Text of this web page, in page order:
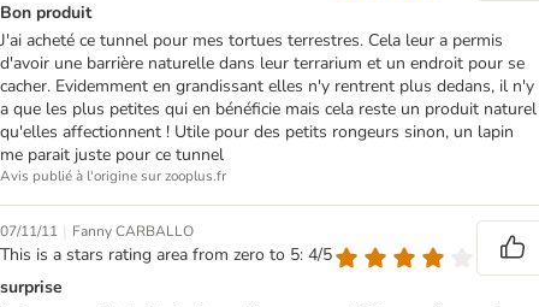
Bon produit
J'ai acheté ce tunnel pour mes tortues terrestres. Cela leur a permis
d'avoir une barrière naturelle dans leur terrarium et un endroit pour se
cacher. Evidemment en grandissant elles n'y rentrent plus dedans, il n'y
a que les plus petites qui en bénéficie mais cela reste un produit naturel
qu'elles affectionnent ! Utile pour des petits rongeurs sinon, un lapin
me parait juste pour ce tunnel
Avis publié à l'origine sur zooplus.fr
07/11/11 | Fanny CARBALLO
This is a stars rating area from zero to 5: 4/5
surprise